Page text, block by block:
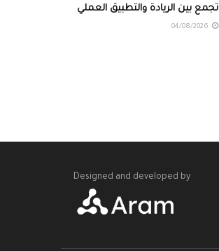
تجمع بين الريادة والتطبيق العملي
Designed and developed by